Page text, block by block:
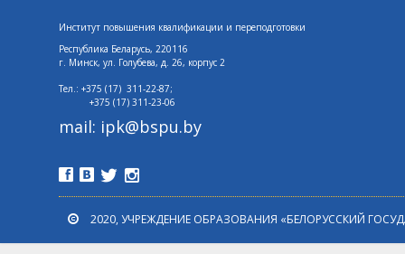
Институт повышения квалификации и переподготовки
Республика Беларусь, 220116
г. Минск, ул. Голубева, д. 26, корпус 2
Тел.: +375 (17) 311-22-87;
+375 (17) 311-23-06
mail: ipk@bspu.by
2020, УЧРЕЖДЕНИЕ ОБРАЗОВАНИЯ «БЕЛОРУССКИЙ